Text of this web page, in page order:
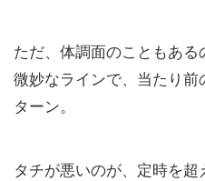
ただ、体調面のこともあ
微妙なラインで、当たり
ターン。
タチが悪いのが、定時を